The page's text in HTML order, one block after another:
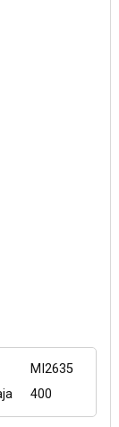
MI2635
400